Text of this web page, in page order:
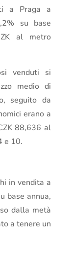
a Praga a
su base
al metro
venduti si
medio di
seguito da
erano a
88,636 al
e 10.
in vendita a
base annua,
dalla metà
a tenere un